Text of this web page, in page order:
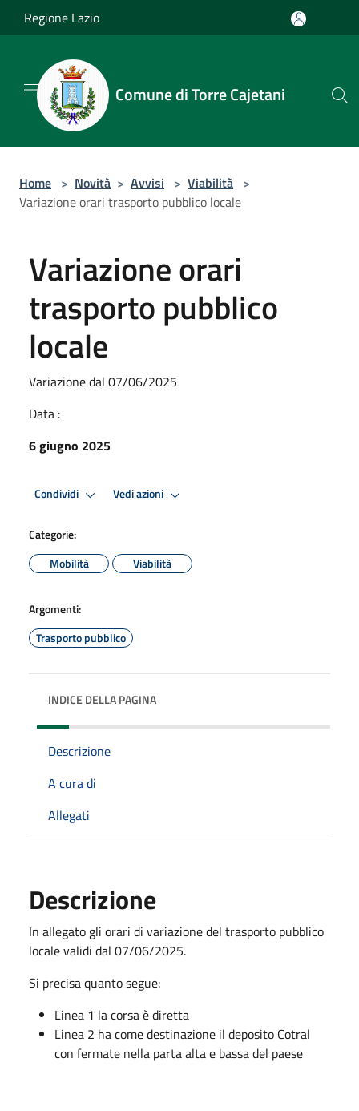
Salta al contenuto principale
Regione Lazio
Comune di Torre Cajetani
Home > Novità > Avvisi > Viabilità >
Variazione orari trasporto pubblico locale
Variazione orari
trasporto pubblico
locale
Variazione dal 07/06/2025
Data :
6 giugno 2025
Condividi Vedi azioni
Categorie:
Mobilità
Viabilità
Argomenti:
Trasporto pubblico
INDICE DELLA PAGINA
Descrizione
A cura di
Allegati
Descrizione
In allegato gli orari di variazione del trasporto pubblico
locale validi dal 07/06/2025.
Si precisa quanto segue:
Linea 1 la corsa è diretta
Linea 2 ha come destinazione il deposito Cotral
con fermate nella parta alta e bassa del paese